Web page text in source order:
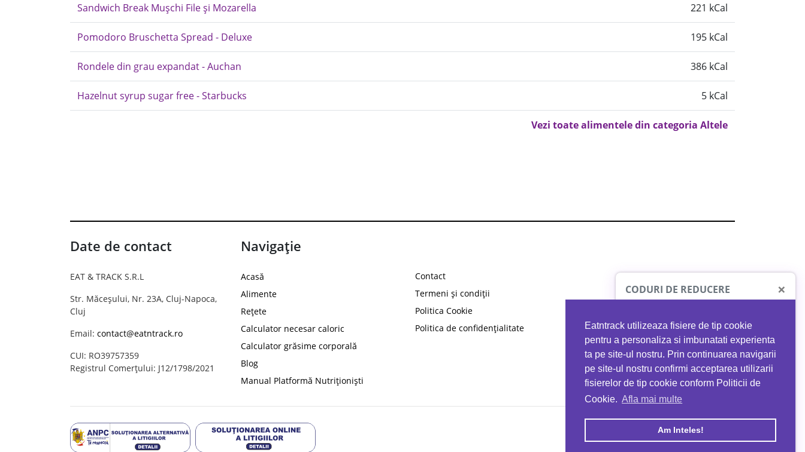
Eatntrack utilizeaza fisiere de tip cookie
pentru a personaliza si imbunatati experienta
ta pe site-ul nostru. Prin continuarea navigarii
pe site-ul nostru confirmi acceptarea utilizarii
fisierelor de tip cookie conform Politicii de
Cookie. Afla mai multe
Am Inteles!
Sandwich Break Mușchi File și Mozarella 221 kCal
Pomodoro Bruschetta Spread - Deluxe 195 kCal
Rondele din grau expandat - Auchan 386 kCal
Hazelnut syrup sugar free - Starbucks 5 kCal
Vezi toate alimentele din categoria Altele
Date de contact
EAT & TRACK S.R.L
Str. Măceșului, Nr. 23A, Cluj-Napoca,
Cluj
Email: contact@eatntrack.ro
CUI: RO39757359
Registrul Comerțului: J12/1798/2021
Navigație
Acasă
Alimente
Rețete
Calculator necesar caloric
Calculator grăsime corporală
Blog
Manual Platformă Nutriționiști
Contact
Termeni și condiții
Politica Cookie
Politica de confidențialitate
CODURI DE REDUCERE ×
PROTO41
reducere la orice comandă
EATNTRACK
MYPROTEIN
Ai40%reducere la orice comandă
folosind codul EATTRACK